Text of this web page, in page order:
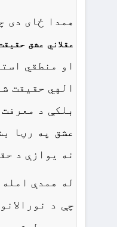
همدا ځای دی
عقلاني عشق
او منطقي
الهي حقیقت
بلکې د
عشق په رڼا
نه یوازې د
له همدې
چې د